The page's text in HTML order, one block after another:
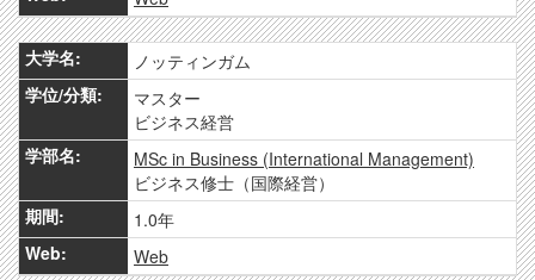
ノッティンガム
マスター
ビジネス経営
MSc in Business (International Management)
ビジネス修士（国際経営）
1.0年
Web